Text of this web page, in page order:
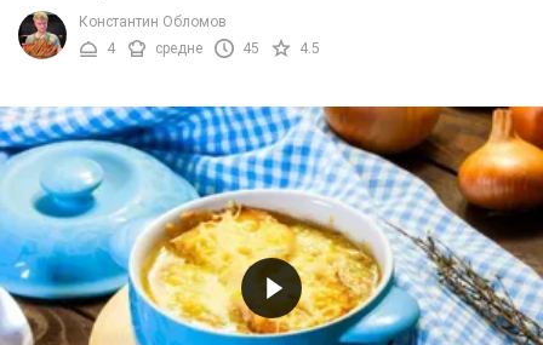
супа. Благодаря прекрасному сочетанию ...
Константин Обломов
4
средне 45 4.5